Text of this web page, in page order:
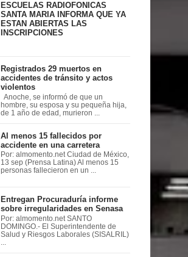
ESCUELAS RADIOFONICAS
SANTA MARIA INFORMA QUE YA
ESTAN ABIERTAS LAS
INSCRIPCIONES
Registrados 29 muertos en
accidentes de tránsito y actos
violentos
Anoche, se informó de que un
hombre, su esposa y su pequeña hija,
de 1 año de edad, murieron ...
Al menos 15 fallecidos por
accidente en una carretera
Por: almomento.net Ciudad de México,
13 sep (Prensa Latina) Al menos 15
personas fallecieron en un ...
Entregan Procuraduría informe
sobre irregularidades en Senasa
Por: almomento.net SANTO
DOMINGO.- El Superintendente de
Salud y Riesgos Laborales (SISALRIL)